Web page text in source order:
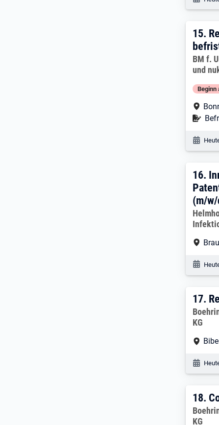
15.
15.
BM f.
und
Beginn
16.
16.
(m/
17.
17.
KG
18.
18.
KG